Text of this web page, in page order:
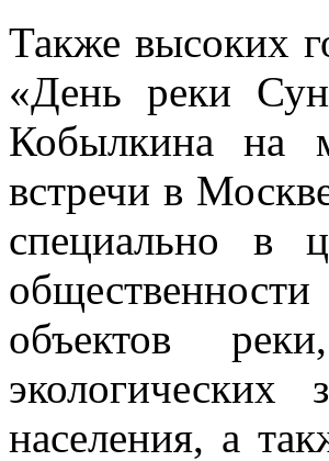
Также высоких
«День реки
Кобылкина на
встречи в
специально в
объектов
населения, а